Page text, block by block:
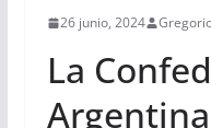
26 junio, 2024
La